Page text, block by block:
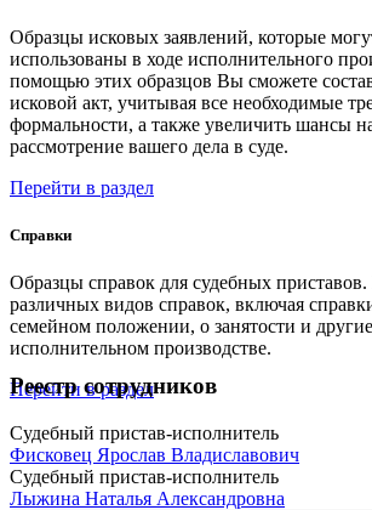
Образцы исковых заявлений, которые
использованы в ходе исполнительного
помощью этих образцов Вы сможете
исковой акт, учитывая все необходимые
формальности, а также увеличить шансы
рассмотрение вашего дела в суде.
Перейти в раздел
Справки
Образцы справок для судебных
различных видов справок, включая
семейном положении, о занятости и
исполнительном производстве.
Перейти в раздел
Реестр сотрудников
Судебный пристав-исполнитель
Фисковец Ярослав Владиславович
Судебный пристав-исполнитель
Лыжина Наталья Александровна